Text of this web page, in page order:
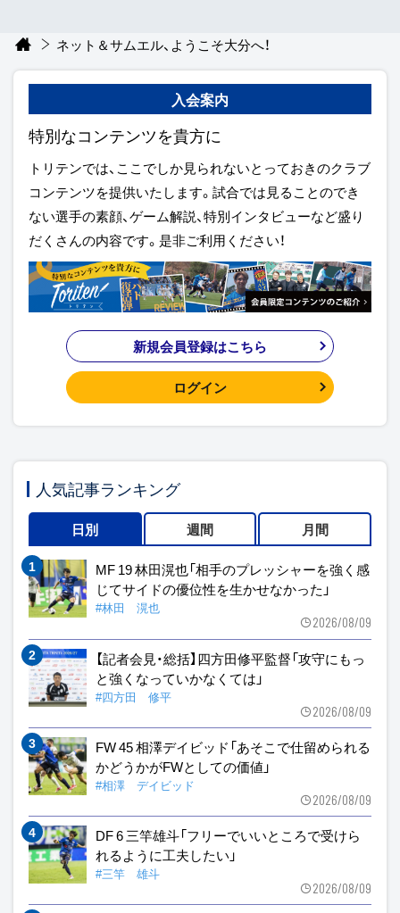
ネット＆サムエル、ようこそ大分へ！
入会案内
特別なコンテンツを貴方に
トリテンでは、ここでしか見られないとっておきのクラブ
コンテンツを提供いたします。試合では見ることのでき
ない選手の素顔、ゲーム解説、特別インタビューなど盛り
だくさんの内容です。是非ご利用ください！
新規会員登録はこちら
ログイン
人気記事ランキング
日別 週間 月間
MF 19 林田滉也「相手のプレッシャーを強く感
じてサイドの優位性を生かせなかった」
#林田 滉也
2026/08/09
【記者会見・総括】四方田修平監督「攻守にもっ
と強くなっていかなくては」
#四方田 修平
2026/08/09
FW 45 相澤デイビッド「あそこで仕留められる
かどうかがFWとしての価値」
#相澤 デイビッド
2026/08/09
DF 6 三竿雄斗「フリーでいいところで受けら
れるように工夫したい」
#三竿 雄斗
2026/08/09